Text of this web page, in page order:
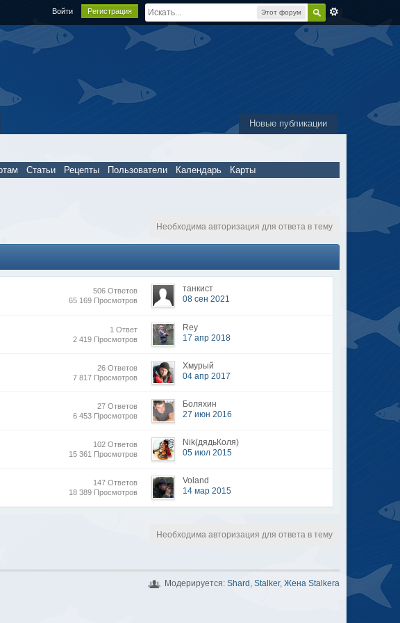
Этот форум
Войти Регистрация
Новые публикации
Статьи Рецепты Пользователи Календарь Карты
Необходима авторизация для ответа в тему
506 Ответов
65 169 Просмотров
танкист
08 сен 2021
1 Ответ
2 419 Просмотров
Rey
17 апр 2018
26 Ответов
7 817 Просмотров
Хмурый
04 апр 2017
27 Ответов
6 453 Просмотров
Боляхин
27 июн 2016
102 Ответов
15 361 Просмотров
Nik(дядьКоля)
05 июл 2015
147 Ответов
18 389 Просмотров
Voland
14 мар 2015
Необходима авторизация для ответа в тему
Модерируется: Shard , Stalker, Жена Stalkera